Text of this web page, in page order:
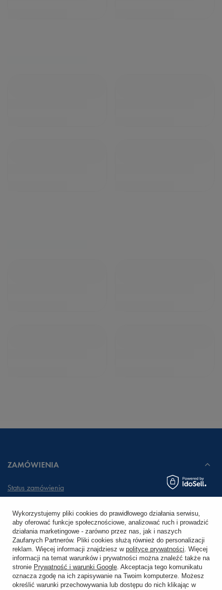
ZAMÓWIENIA
Status zamówienia
Chcę zareklamować produkt
Chcę zwrócić produkt
Chcę wymienić towar
Wykorzystujemy pliki cookies do prawidłowego działania serwisu,
aby oferować funkcje społecznościowe, analizować ruch i prowadzić
działania marketingowe - zarówno przez nas, jak i naszych
Zaufanych Partnerów. Pliki cookies służą również do personalizacji
reklam. Więcej informacji znajdziesz w polityce prywatności. Więcej
informacji na temat warunków i prywatności można znaleźć także na
stronie Prywatność i warunki Google. Akceptacja tego komunikatu
oznacza zgodę na ich zapisywanie na Twoim komputerze. Możesz
określić warunki przechowywania lub dostępu do nich klikając w